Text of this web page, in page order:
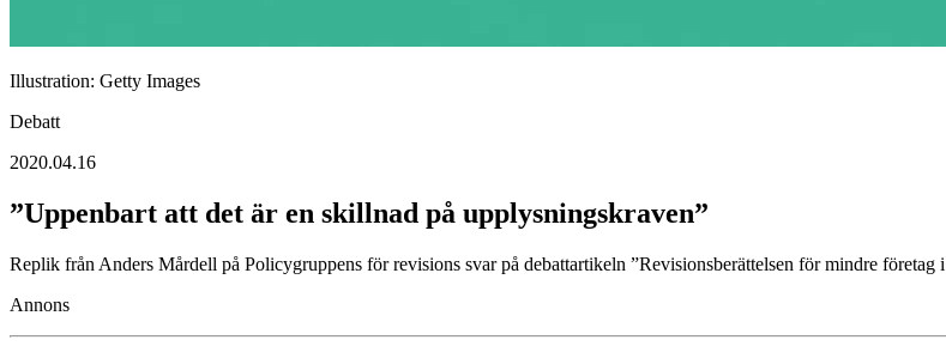
Illustration: Getty Images
Debatt
2020.04.16
”Uppenbart att det är en skillnad på upplysningskraven”
Replik från Anders Mårdell på Policygruppens för revisions svar på debattartikeln ”Revisionsberättelsen för mindre företag
Annons